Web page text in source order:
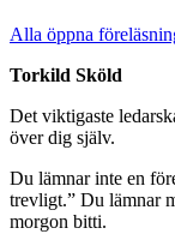
Alla öppna
Torkild Sköld
Det viktigaste
över dig själv.
Du lämnar inte en
trevligt.” Du lämnar
morgon bitti.